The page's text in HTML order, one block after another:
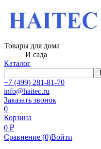
Товары для дома
И сада
Каталог
+7 (499) 281-81-70
info@haitec.ru
Заказать звонок
0
Корзина
0 ₽
Сравнение (0)Войти